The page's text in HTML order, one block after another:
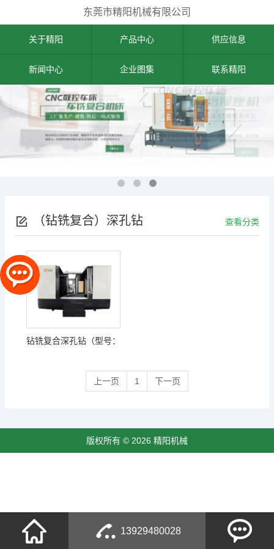
东莞市精阳机械有限公司
关于精阳 产品中心 供应信息
新闻中心 企业图集 联系精阳
（钻铣复合）深孔钻 查看分类
钻铣复合深孔钻（型号：
1500 RFDX2012-1500 )
上一页 1 下一页
版权所有 © 2026 精阳机械
13929480028